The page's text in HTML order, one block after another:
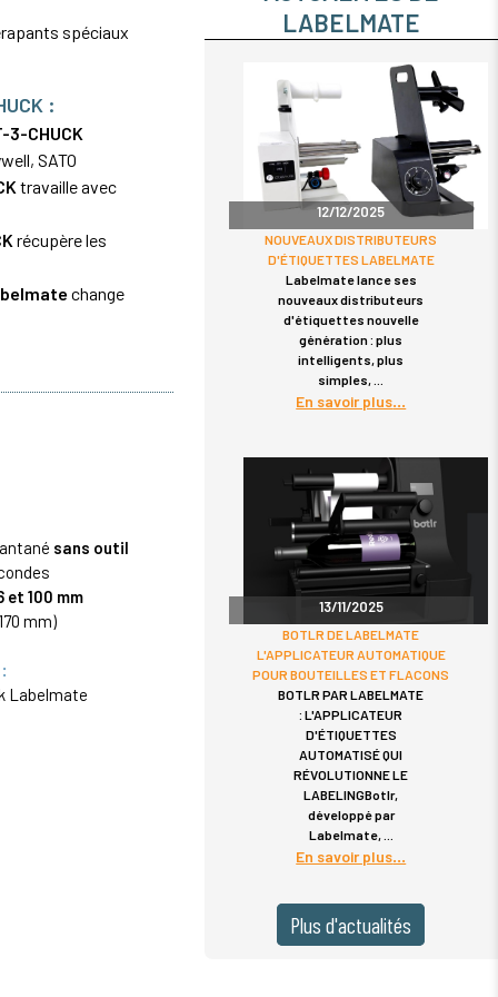
spéciaux
:
3-CHUCK
SATO
travaille avec
récupère les
change
sans outil
et 100 mm
mm)
Labelmate
LABELMATE
12/12/2025
NOUVEAUX DISTRIBUTEURS
D'ÉTIQUETTES LABELMATE
Labelmate lance ses
nouveaux distributeurs
d'étiquettes nouvelle
génération : plus
intelligents, plus
simples,
En savoir plus
13/11/2025
BOTLR DE LABELMATE
L'APPLICATEUR AUTOMATIQUE
POUR BOUTEILLES ET FLACONS
BOTLR PAR LABELMATE
: L'APPLICATEUR
D'ÉTIQUETTES
AUTOMATISÉ QUI
RÉVOLUTIONNE LE
LABELINGBotlr,
développé par
Labelmate,
En savoir plus
Plus d'actualités